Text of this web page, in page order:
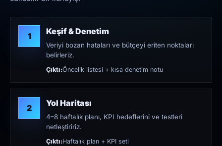
1 Keşif & Denetim
Veriyi bozan hataları ve bütçeyi eriten noktaları
belirleriz.
Çıktı:Öncelik listesi + kısa denetim notu
2 Yol Haritası
4–8 haftalık planı, KPI hedeflerini ve testleri
netleştiririz.
Çıktı:Haftalık plan + KPI seti